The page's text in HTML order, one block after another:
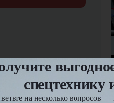
спецтехнику
на несколько вопросов